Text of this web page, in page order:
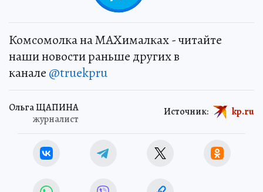
Комсомолка на MAXималках - читайте
наши новости раньше других в
канале @truekpru
Ольга ЩАПИНА
журналист
Источник: kp.ru